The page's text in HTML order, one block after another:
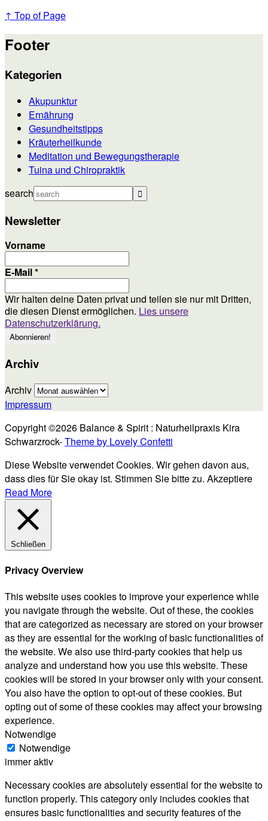
↑ Top of Page
Footer
Kategorien
Akupunktur
Ernährung
Gesundheitstipps
Kräuterheilkunde
Meditation und Bewegungstherapie
Tuina und Chiropraktik
search
Newsletter
Vorname
E-Mail*
Wir halten deine Daten privat und teilen sie nur mit Dritten,
die diesen Dienst ermöglichen. Lies unsere
Datenschutzerklärung.
Archiv
Archiv
Impressum
Copyright ©2026 Balance & Spirit : Naturheilpraxis Kira
Schwarzrock-Theme by Lovely Confetti
Diese Website verwendet Cookies. Wir gehen davon aus,
dass dies für Sie okay ist. Stimmen Sie bitte zu. Akzeptiere
Read More
Schließen
Privacy Overview
This website uses cookies to improve your experience while
you navigate through the website. Out of these, the cookies
that are categorized as necessary are stored on your browser
as they are essential for the working of basic functionalities of
the website. We also use third-party cookies that help us
analyze and understand how you use this website. These
cookies will be stored in your browser only with your consent.
You also have the option to opt-out of these cookies. But
opting out of some of these cookies may affect your browsing
experience.
Notwendige
Notwendige
immer aktiv
Necessary cookies are absolutely essential for the website to
function properly. This category only includes cookies that
ensures basic functionalities and security features of the